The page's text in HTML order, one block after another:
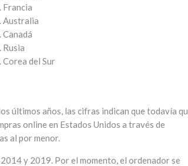
Francia
Australia
Canadá
Rusia
Corea del Sur
últimos años, las cifras indican que todavía
online en Estados Unidos a través de
al por menor.
y 2019. Por el momento, el ordenador se